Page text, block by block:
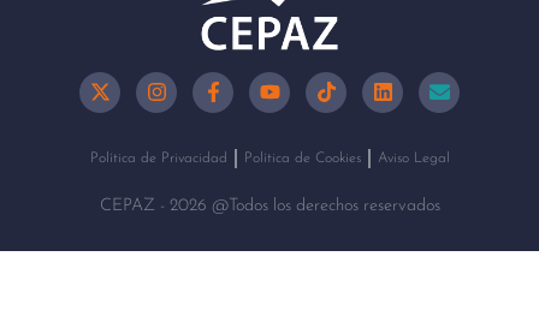
Política de Privacidad Política de Cookies Aviso Legal
CEPAZ - 2026 @Todos los derechos reservados